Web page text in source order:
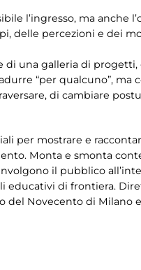
l’ingresso, ma anche
delle percezioni e dei
di una galleria di
“per qualcuno”,
di cambiare
per mostrare e
Monta e smonta
il pubblico
di frontiera.
del Novecento di Milano